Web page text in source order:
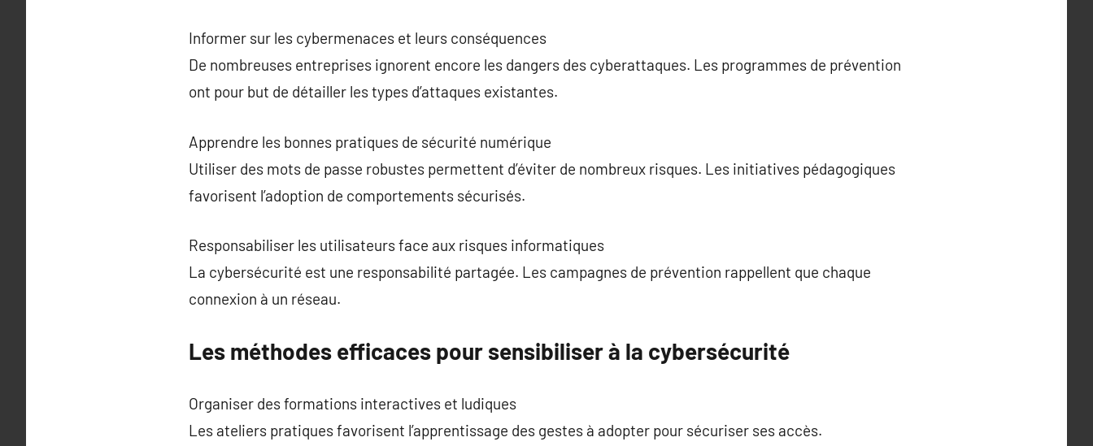
Informer sur les cybermenaces et leurs conséquences
De nombreuses entreprises ignorent encore les dangers des cyberattaques. Les programmes de prévention
ont pour but de détailler les types d’attaques existantes.
Apprendre les bonnes pratiques de sécurité numérique
Utiliser des mots de passe robustes permettent d’éviter de nombreux risques. Les initiatives pédagogiques
favorisent l’adoption de comportements sécurisés.
Responsabiliser les utilisateurs face aux risques informatiques
La cybersécurité est une responsabilité partagée. Les campagnes de prévention rappellent que chaque
connexion à un réseau.
Les méthodes efficaces pour sensibiliser à la cybersécurité
Organiser des formations interactives et ludiques
Les ateliers pratiques favorisent l’apprentissage des gestes à adopter pour sécuriser ses accès.